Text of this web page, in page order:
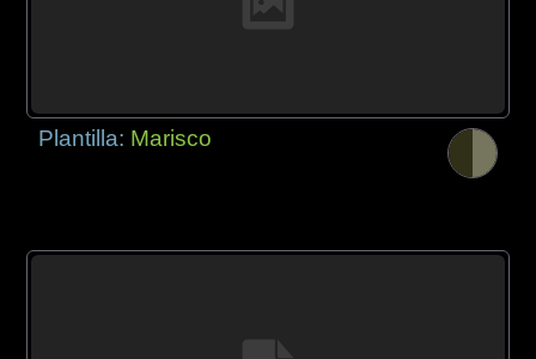
Plantilla: Marisco